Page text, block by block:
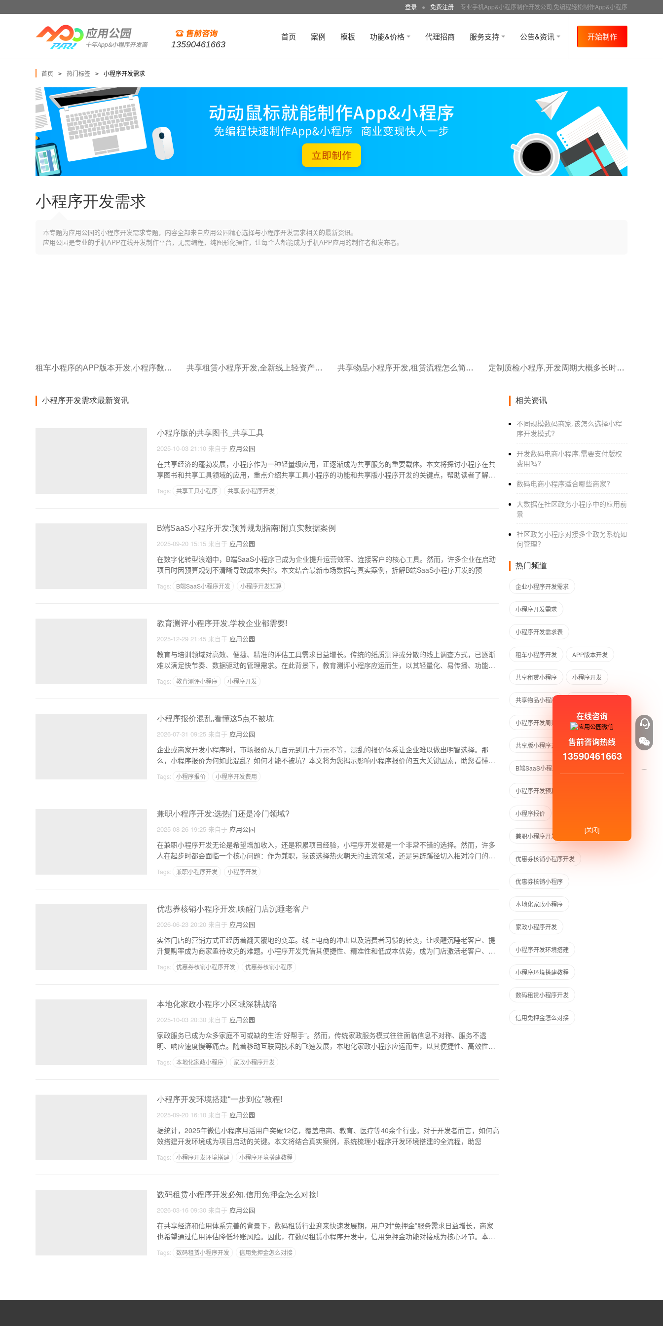
登录 ● 免费注册 专业手机App&小程序制作开发公司,免编程轻松制作App&小程序
13590461663
首页 案例 模板 功能&价格 代理招商 服务支持 公告&资讯 开始制作
首页 > 热门标签 > 小程序开发需求
小程序开发需求
本专题为应用公园的小程序开发需求专题，内容全部来自应用公园精心选择与小程序开发需求相关的最新资讯。
应用公园是专业的手机APP在线开发制作平台，无需编程，纯图形化操作，让每个人都能成为手机APP应用的制作者和发布者。
租车小程序的APP版本开发,小程序数据互通! 共享租赁小程序开发,全新线上轻资产变现项目 共享物品小程序开发,租赁流程怎么简化? 定制质检小程序,开发周期大概多长时间?
小程序开发需求最新资讯
小程序版的共享图书_共享工具
2025-10-03 21:10 来自于 应用公园
在共享经济的蓬勃发展，小程序作为一种轻量级应用，正逐渐成为共享服务的重要载体。本文将探讨小程序在共
享图书和共享工具领域的应用，重点介绍共享工具小程序的功能和共享版小程序开发的关键点，帮助读者了解这
Tags: 共享工具小程序 共享版小程序开发
B端SaaS小程序开发:预算规划指南!附真实数据案例
2025-09-20 15:15 来自于 应用公园
在数字化转型浪潮中，B端SaaS小程序已成为企业提升运营效率、连接客户的核心工具。然而，许多企业在启动
项目时因预算规划不清晰导致成本失控。本文结合最新市场数据与真实案例，拆解B端SaaS小程序开发的预
Tags: B端SaaS小程序开发 小程序开发预算
教育测评小程序开发,学校企业都需要!
2025-12-29 21:45 来自于 应用公园
教育与培训领域对高效、便捷、精准的评估工具需求日益增长。传统的纸质测评或分散的线上调查方式，已逐渐
难以满足快节奏、数据驱动的管理需求。在此背景下，教育测评小程序应运而生，以其轻量化、易传播、功能聚
Tags: 教育测评小程序 小程序开发
小程序报价混乱,看懂这5点不被坑
2026-07-31 09:25 来自于 应用公园
企业或商家开发小程序时，市场报价从几百元到几十万元不等，混乱的报价体系让企业难以做出明智选择。那
么，小程序报价为何如此混乱？如何才能不被坑？本文将为您揭示影响小程序报价的五大关键因素，助您看懂行
Tags: 小程序报价 小程序开发费用
兼职小程序开发:选热门还是冷门领域?
2025-08-26 19:25 来自于 应用公园
在兼职小程序开发无论是希望增加收入，还是积累项目经验，小程序开发都是一个非常不错的选择。然而，许多
人在起步时都会面临一个核心问题：作为兼职，我该选择热火朝天的主流领域，还是另辟蹊径切入相对冷门的赛
Tags: 兼职小程序开发 小程序开发
优惠券核销小程序开发,唤醒门店沉睡老客户
2026-06-23 20:20 来自于 应用公园
实体门店的营销方式正经历着翻天覆地的变革。线上电商的冲击以及消费者习惯的转变，让唤醒沉睡老客户、提
升复购率成为商家亟待攻克的难题。小程序开发凭借其便捷性、精准性和低成本优势，成为门店激活老客户、实
Tags: 优惠券核销小程序开发 优惠券核销小程序
本地化家政小程序:小区域深耕战略
2025-10-03 20:30 来自于 应用公园
家政服务已成为众多家庭不可或缺的生活“好帮手”。然而，传统家政服务模式往往面临信息不对称、服务不透
明、响应速度慢等痛点。随着移动互联网技术的飞速发展，本地化家政小程序应运而生，以其便捷性、高效性和
Tags: 本地化家政小程序 家政小程序开发
小程序开发环境搭建“一步到位”教程!
2025-09-20 16:10 来自于 应用公园
据统计，2025年微信小程序月活用户突破12亿，覆盖电商、教育、医疗等40余个行业。对于开发者而言，如何高
效搭建开发环境成为项目启动的关键。本文将结合真实案例，系统梳理小程序开发环境搭建的全流程，助您
Tags: 小程序开发环境搭建 小程序环境搭建教程
数码租赁小程序开发必知,信用免押金怎么对接!
2026-03-16 09:30 来自于 应用公园
在共享经济和信用体系完善的背景下，数码租赁行业迎来快速发展期，用户对“免押金”服务需求日益增长，商家
也希望通过信用评估降低坏账风险。因此，在数码租赁小程序开发中，信用免押金功能对接成为核心环节。本文
Tags: 数码租赁小程序开发 信用免押金怎么对接
相关资讯
不同规模数码商家,该怎么选择小程
序开发模式?
开发数码电商小程序,需要支付版权
费用吗?
数码电商小程序适合哪些商家?
大数据在社区政务小程序中的应用前
景
社区政务小程序对接多个政务系统如
何管理?
热门频道
企业小程序开发需求
小程序开发需求
小程序开发需求表
租车小程序开发 APP版本开发
共享租赁小程序 小程序开发
共享物品小程序
小程序开发周期 共享工具小程序
共享版小程序开发
B端SaaS小程序开发
小程序开发预算
小程序报价
兼职小程序开发
优惠券核销小程序开发
优惠券核销小程序
本地化家政小程序
家政小程序开发
小程序开发环境搭建
小程序环境搭建教程
数码租赁小程序开发
信用免押金怎么对接
在线咨询
售前咨询热线
13590461663
[关闭]